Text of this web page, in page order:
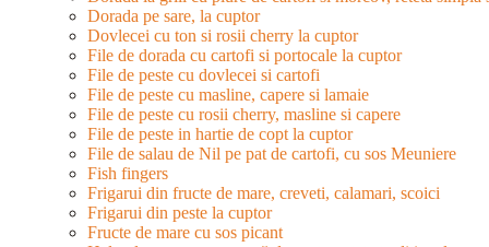
Dorada pe sare, la cuptor
Dovlecei cu ton si rosii cherry la cuptor
File de dorada cu cartofi si portocale la cuptor
File de peste cu dovlecei si cartofi
File de peste cu masline, capere si lamaie
File de peste cu rosii cherry, masline si capere
File de peste in hartie de copt la cuptor
File de salau de Nil pe pat de cartofi, cu sos Meuniere
Fish fingers
Frigarui din fructe de mare, creveti, calamari, scoici
Frigarui din peste la cuptor
Fructe de mare cu sos picant